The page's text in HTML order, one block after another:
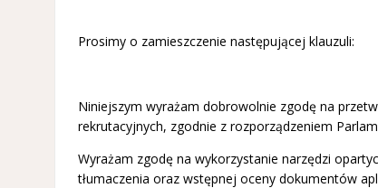
Prosimy o zamieszczenie następującej klauzuli:
Niniejszym wyrażam dobrowolnie zgodę na
rekrutacyjnych, zgodnie z rozporządzeniem
Wyrażam zgodę na wykorzystanie narzędzi
tłumaczenia oraz wstępnej oceny dokumentów